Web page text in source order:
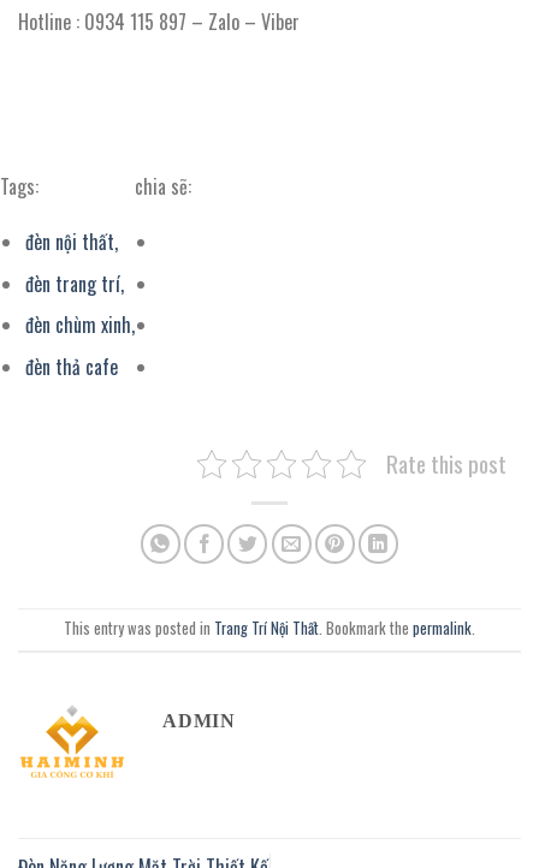
Hotline : 0934 115 897 – Zalo – Viber
Tags:
đèn nội thất,
đèn trang trí,
đèn chùm xinh,
đèn thả cafe
chia sẽ:
Rate this post
This entry was posted in Trang Trí Nội Thất. Bookmark the permalink.
ADMIN